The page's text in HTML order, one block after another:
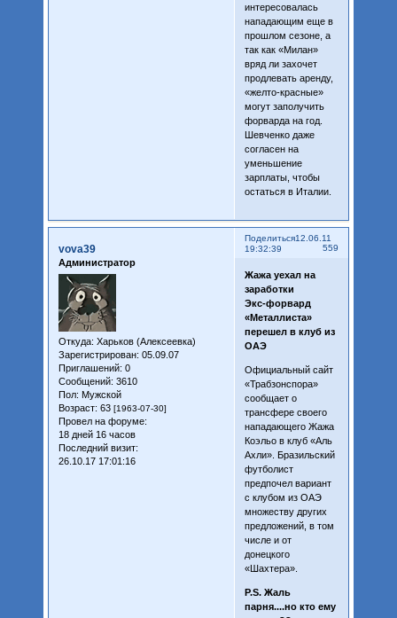
интересовалась
нападающим еще в
прошлом сезоне, а
так как «Милан»
вряд ли захочет
продлевать аренду,
«желто-красные»
могут заполучить
форварда на год.
Шевченко даже
согласен на
уменьшение
зарплаты, чтобы
остаться в Италии.
Поделиться
559
12.06.11
19:32:39
vova39
Администратор
Откуда: Харьков (Алексеевка)
Зарегистрирован: 05.09.07
Приглашений: 0
Сообщений: 3610
Пол: Мужской
Возраст: 63 [1963-07-30]
Провел на форуме:
18 дней 16 часов
Последний визит:
26.10.17 17:01:16
Жажа уехал на
заработки
Экс-форвард
«Металлиста»
перешел в клуб из
ОАЭ
Официальный сайт
«Трабзонспора»
сообщает о
трансфере своего
нападающего Жажа
Коэльо в клуб «Аль
Ахли». Бразильский
футболист
предпочел вариант
с клубом из ОАЭ
множеству других
предложений, в том
числе и от
донецкого
«Шахтера».
P.S. Жаль
парня....но кто ему